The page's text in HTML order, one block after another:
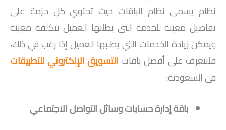
نظام يسمى نظام الباقات حيث تحتوي كل حزمة على
تفاصيل معينة للخدمة التي يطلبها العميل بتكلفة معينة
ويمكن زيادة الخدمات التي يطلبها العميل إذا رغب في ذلك،
فلنتعرف على أفضل باقات التسويق الإلكتروني للتطبيقات
في السعودية:
باقة إدارة حسابات وسائل التواصل الاجتماعي